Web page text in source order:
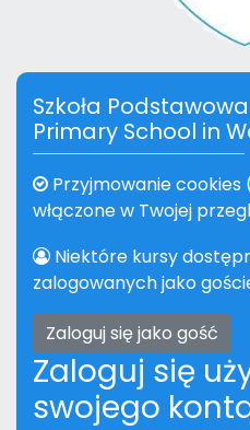
Szkoła
Primary School in
Przyjmowanie
włączone w Twojej
Niektóre kursy
zalogowanych jako
Zaloguj się jako gość
Zaloguj się
swojego